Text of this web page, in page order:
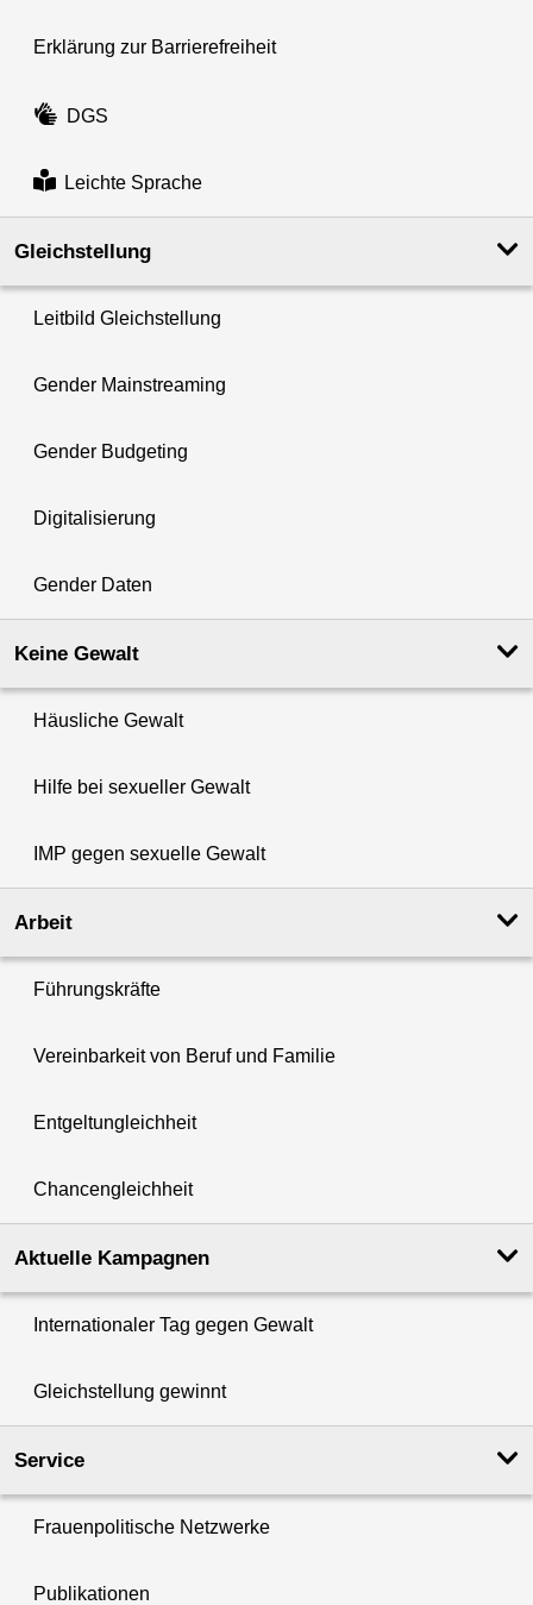
Erklärung zur Barrierefreiheit
DGS
Leichte Sprache
Gleichstellung
Leitbild Gleichstellung
Gender Mainstreaming
Gender Budgeting
Digitalisierung
Gender Daten
Keine Gewalt
Häusliche Gewalt
Hilfe bei sexueller Gewalt
IMP gegen sexuelle Gewalt
Arbeit
Führungskräfte
Vereinbarkeit von Beruf und Familie
Entgeltungleichheit
Chancengleichheit
Aktuelle Kampagnen
Internationaler Tag gegen Gewalt
Gleichstellung gewinnt
Service
Frauenpolitische Netzwerke
Publikationen